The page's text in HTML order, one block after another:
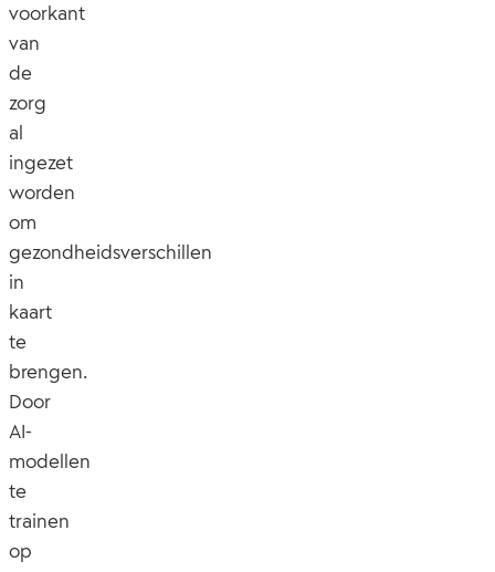
voorkant
van
de
zorg
al
ingezet
worden
om
gezondheidsverschillen
in
kaart
te
brengen.
Door
AI-
modellen
te
trainen
op